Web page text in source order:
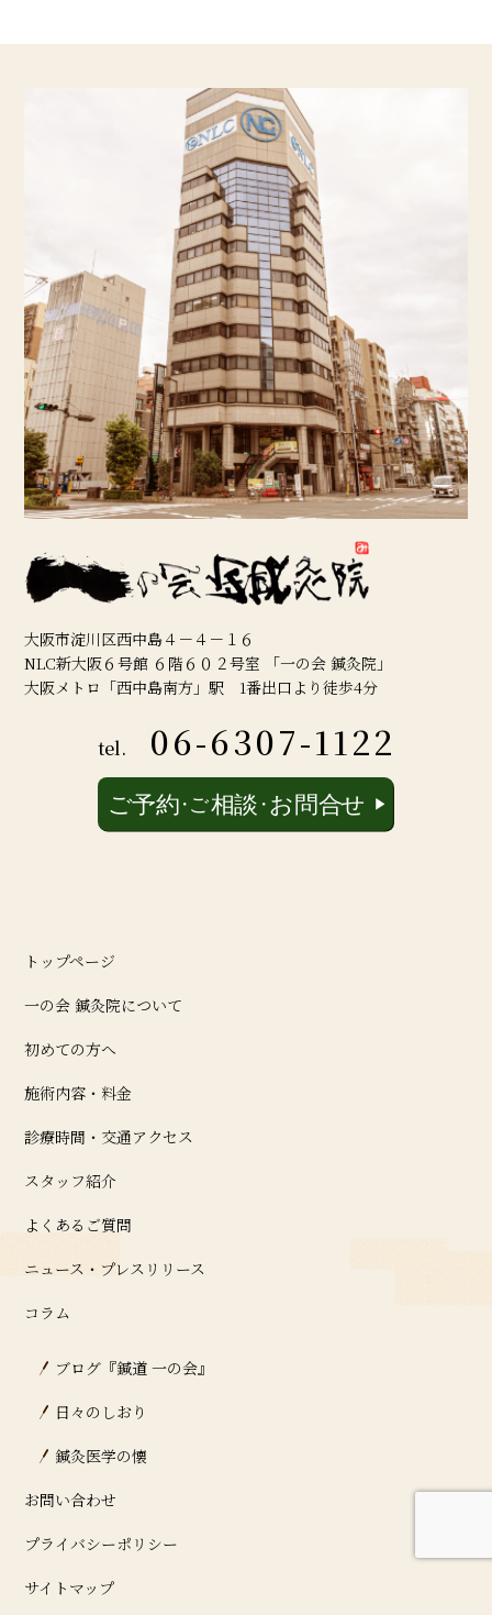
大阪市淀川区西中島４－４－１６
NLC新大阪６号館 ６階６０２号室 「一の会 鍼灸院」
大阪メトロ「西中島南方」駅 1番出口より徒歩4分
tel. 06-6307-1122
トップページ
一の会 鍼灸院について
初めての方へ
施術内容・料金
診療時間・交通アクセス
スタッフ紹介
よくあるご質問
ニュース・プレスリリース
コラム
ブログ『鍼道 ⼀の会』
日々のしおり
鍼灸医学の懐
お問い合わせ
プライバシーポリシー
サイトマップ